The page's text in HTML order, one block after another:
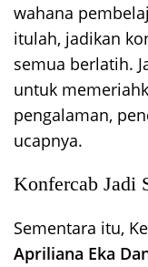
wahana
itulah, jadikan
semua berlatih.
untuk
pengalaman,
ucapnya.
Konfercab Jadi
Sementara itu,
Apriliana Eka